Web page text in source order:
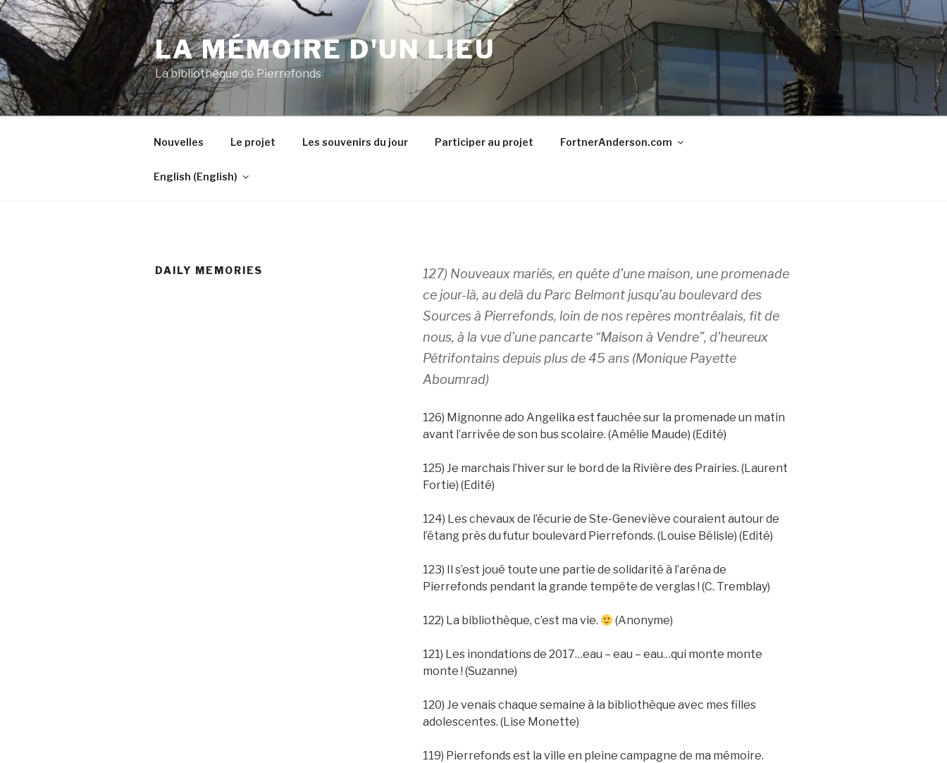
Skip
to
content
LA MÉMOIRE D'UN LIEU
La bibliothèque de Pierrefonds
Nouvelles Le projet Les souvenirs du jour Participer au projet FortnerAnderson.com
English (English)
DAILY MEMORIES
127) Nouveaux mariés, en quête d’une maison, une promenade
ce jour-là, au delà du Parc Belmont jusqu’au boulevard des
Sources à Pierrefonds, loin de nos repères montréalais, fit de
nous, à la vue d’une pancarte “Maison à Vendre”, d’heureux
Pétrifontains depuis plus de 45 ans (Monique Payette
Aboumrad)
126) Mignonne ado Angelika est fauchée sur la promenade un matin
avant l’arrivée de son bus scolaire. (Amélie Maude) (Edité)
125) Je marchais l’hiver sur le bord de la Rivière des Prairies. (Laurent
Fortie) (Edité)
124) Les chevaux de l’écurie de Ste-Geneviève couraient autour de
l’étang près du futur boulevard Pierrefonds. (Louise Bélisle) (Edité)
123) Il s’est joué toute une partie de solidarité à l’aréna de
Pierrefonds pendant la grande tempête de verglas ! (C. Tremblay)
122) La bibliothèque, c’est ma vie. (Anonyme)
121) Les inondations de 2017…eau – eau – eau…qui monte monte
monte ! (Suzanne)
120) Je venais chaque semaine à la bibliothèque avec mes filles
adolescentes. (Lise Monette)
119) Pierrefonds est la ville en pleine campagne de ma mémoire.